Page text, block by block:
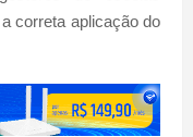
correta aplicação do